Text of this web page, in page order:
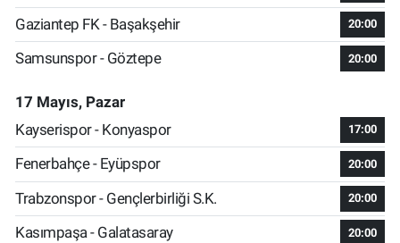
Gaziantep FK - Başakşehir 20:00
Samsunspor - Göztepe 20:00
17 Mayıs, Pazar
Kayserispor - Konyaspor
17:00
Fenerbahçe - Eyüpspor 20:00
Trabzonspor - Gençlerbirliği S.K. 20:00
Kasımpaşa - Galatasaray 20:00